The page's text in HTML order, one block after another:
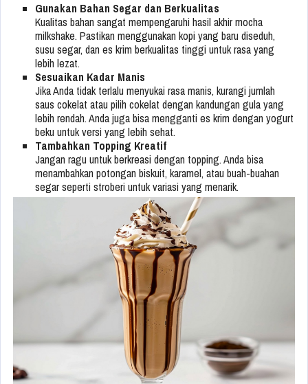
Gunakan Bahan Segar dan Berkualitas
Kualitas bahan sangat mempengaruhi hasil akhir mocha
milkshake. Pastikan menggunakan kopi yang baru diseduh,
susu segar, dan es krim berkualitas tinggi untuk rasa yang
lebih lezat.
Sesuaikan Kadar Manis
Jika Anda tidak terlalu menyukai rasa manis, kurangi jumlah
saus cokelat atau pilih cokelat dengan kandungan gula yang
lebih rendah. Anda juga bisa mengganti es krim dengan yogurt
beku untuk versi yang lebih sehat.
Tambahkan Topping Kreatif
Jangan ragu untuk berkreasi dengan topping. Anda bisa
menambahkan potongan biskuit, karamel, atau buah-buahan
segar seperti stroberi untuk variasi yang menarik.